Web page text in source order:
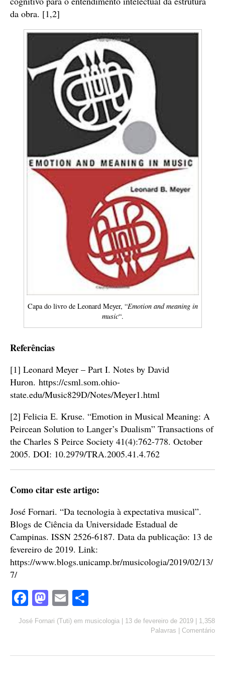
da obra. [1,2]
Capa do livro de Leonard Meyer, “Emotion and meaning in
music“.
Referências
[1] Leonard Meyer – Part I. Notes by David
Huron. https://csml.som.ohio-
state.edu/Music829D/Notes/Meyer1.html
[2] Felicia E. Kruse. “Emotion in Musical Meaning: A
Peircean Solution to Langer’s Dualism” Transactions of
the Charles S Peirce Society 41(4):762-778. October
2005. DOI: 10.2979/TRA.2005.41.4.762
Como citar este artigo:
José Fornari. “Da tecnologia à expectativa musical”.
Blogs de Ciência da Universidade Estadual de
Campinas. ISSN 2526-6187. Data da publicação: 13 de
fevereiro de 2019. Link:
https://www.blogs.unicamp.br/musicologia/2019/02/13/
7/
Fa
ce
bo
M
as
to
n
E
m
ail
ha
re
José Fornari (Tuti) em musicologia 13 de fevereiro de 2019
1,358
Palavras
Comentário